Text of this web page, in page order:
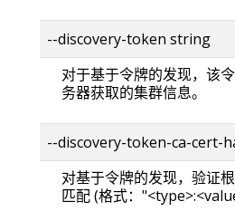
--discovery-token string
对于基于令牌的发现，该
务器获取的集群信息。
--discovery-token-ca-cert-
对基于令牌的发现，验证
匹配 (格式：